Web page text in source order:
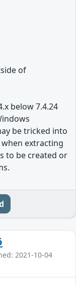
of
below 7.4.24
be tricked into
extracting
to be created or
2021-10-04